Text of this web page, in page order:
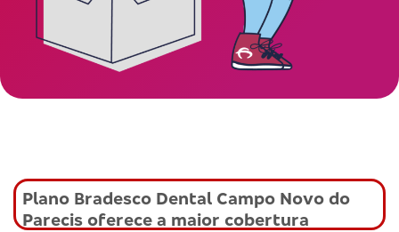
Plano Bradesco Dental Campo Novo do
Parecis oferece a maior cobertura